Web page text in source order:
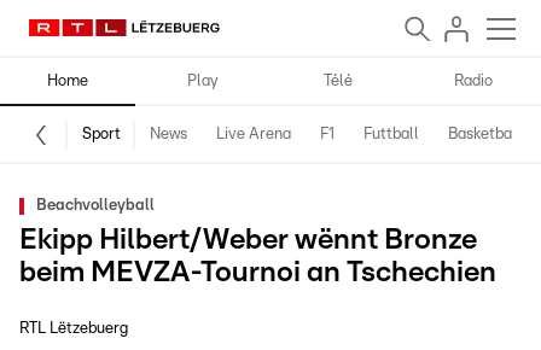
Home Play Télé Radio
Sport News Live Arena F1 Futtball Basketball
Beachvolleyball
Ekipp Hilbert/Weber wënnt Bronze
beim MEVZA-Tournoi an Tschechien
RTL Lëtzebuerg